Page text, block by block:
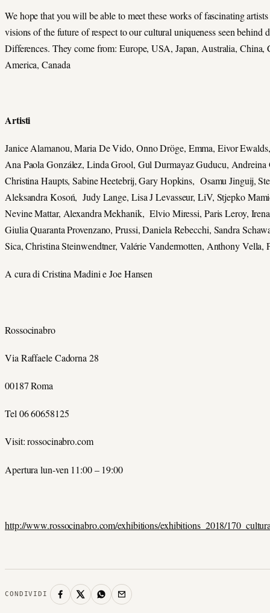
We hope that you will be able to meet these works of fascinating
visions of the future of respect to our cultural uniqueness seen behind
Differences. They come from: Europe, USA, Japan, Australia, China,
America, Canada
Artisti
Janice Alamanou, Maria De Vido, Onno Dröge, Emma, Eivor
Ana Paola González, Linda Grool, Gul Durmayaz Guducu, Andreina
Christina Haupts, Sabine Heetebrij, Gary Hopkins, Osamu Jinguij,
Aleksandra Kosoń, Judy Lange, Lisa J Levasseur, LiV, Stjepko
Nevine Mattar, Alexandra Mekhanik, Elvio Miressi, Paris Leroy,
Giulia Quaranta Provenzano, Prussi, Daniela Rebecchi, Sandra
Sica, Christina Steinwendtner, Valérie Vandermotten, Anthony Vella,
A cura di Cristina Madini e Joe Hansen
Rossocinabro
Via Raffaele Cadorna 28
00187 Roma
Tel 06 60658125
Visit: rossocinabro.com
Apertura lun-ven 11:00 – 19:00
http://www.rossocinabro.com/exhibitions/exhibitions_2018/
CONDIVIDI